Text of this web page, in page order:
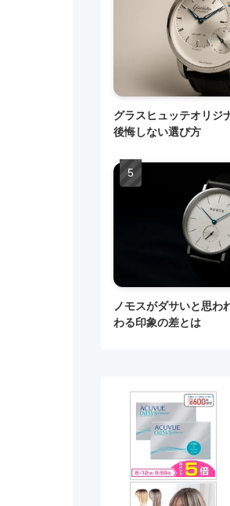
グラスヒュッテオリジ
後悔しない選び方
ノモスがダサいと思わ
わる印象の差とは